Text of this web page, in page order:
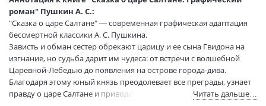
Тип обложки:
Твердый переплет
Формат:
60х90 1/16
Размеры в мм
(ДхШхВ):
215x142x15
Вес:
410 гр.
Страниц:
144
Тираж:
2500 экз.
Код товара:
1256709
роман" Пушкин А. С.:
"Сказка о царе Салтане" — современная графическая адаптация
бессмертной классики А. С. Пушкина.
Зависть и обман сестер обрекают царицу и ее сына Гвидона на
изгнание, но судьба дарит им чудеса: от встречи с волшебной
Царевной-Лебедью до появления на острове города-дива.
Благодаря этому юный князь преодолевает все преграды, узнает
правду о царе Салтане и приводит его к порогу своегоЧитать дальше…